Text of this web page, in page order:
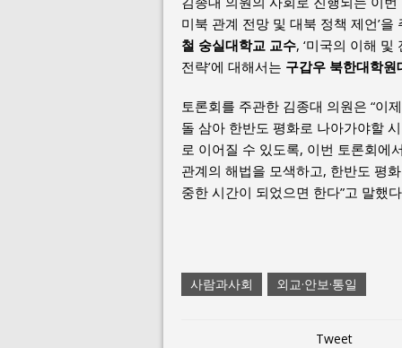
미북 관계 전망 및 대북 정책 제언’
철 숭실대학교 교수, ‘미국의 이해 및
전략’에 대해서는 구갑우 북한대학원
토론회를 주관한 김종대 의원은 “이
돌 삼아 한반도 평화로 나아가야할
로 이어질 수 있도록, 이번 토론회에
관계의 해법을 모색하고, 한반도 평
중한 시간이 되었으면 한다”고 말했
사람과사회 외교·안보·통일
Tweet